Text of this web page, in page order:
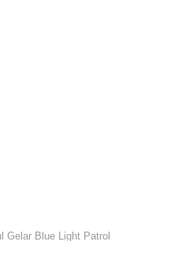
Gelar Blue Light Patrol